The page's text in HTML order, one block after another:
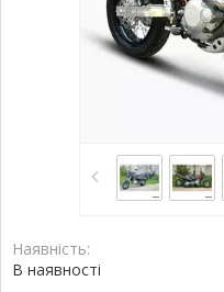
Наявність:
В наявності